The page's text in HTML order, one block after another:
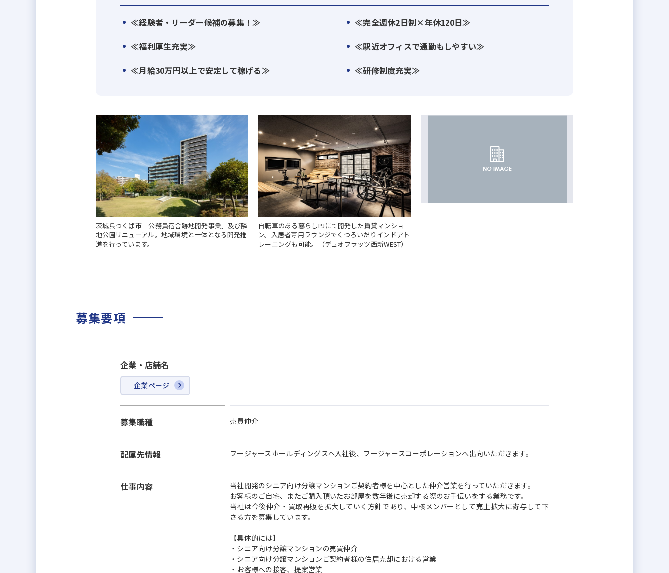
≪経験者・リーダー候補の募集！≫
≪完全週休2日制×年休120日≫
≪福利厚生充実≫
≪駅近オフィスで通勤もしやすい≫
≪月給30万円以上で安定して稼げる≫
≪研修制度充実≫
茨城県つくば市「公務員宿舎跡地開発事業」及び隣
地公園リニューアル。地域環境と一体となる開発推
進を行っています。
自転車のある暮らしPJにて開発した賃貸マンショ
ン。入居者専用ラウンジでくつろいだりインドアト
レーニングも可能。（デュオフラッツ西新WEST）
募集要項
企業・店舗名
企業ページ
募集職種 売買仲介
配属先情報 フージャースホールディングスへ入社後、フージャースコーポレーションへ出向いただきます。
仕事内容
当社開発のシニア向け分譲マンションご契約者様を中心とした仲介営業を行っていただきます。
お客様のご自宅、またご購入頂いたお部屋を数年後に売却する際のお手伝いをする業務です。
当社は今後仲介・買取再販を拡大していく方針であり、中核メンバーとして売上拡大に寄与して下
さる方を募集しています。
【具体的には】
・シニア向け分譲マンションの売買仲介
・シニア向け分譲マンションご契約者様の住居売却における営業
・お客様への接客、提案営業